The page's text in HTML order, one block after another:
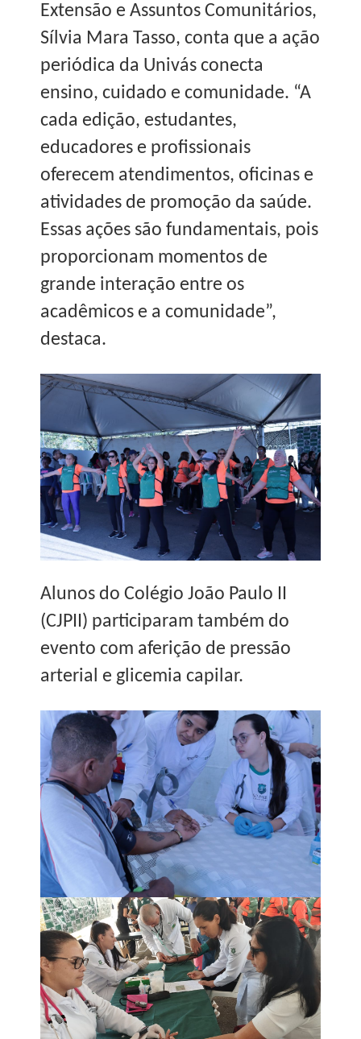
Extensão e Assuntos Comunitários,
Sílvia Mara Tasso, conta que a ação
periódica da Univás conecta
ensino, cuidado e comunidade. “A
cada edição, estudantes,
educadores e profissionais
oferecem atendimentos, oficinas e
atividades de promoção da saúde.
Essas ações são fundamentais, pois
proporcionam momentos de
grande interação entre os
acadêmicos e a comunidade”,
destaca.
Alunos do Colégio João Paulo II
(CJPII) participaram também do
evento com aferição de pressão
arterial e glicemia capilar.